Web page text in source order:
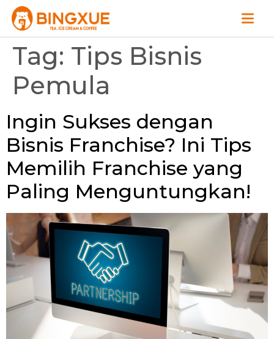
Tag: Tips Bisnis
Pemula
Ingin Sukses dengan
Bisnis Franchise? Ini Tips
Memilih Franchise yang
Paling Menguntungkan!